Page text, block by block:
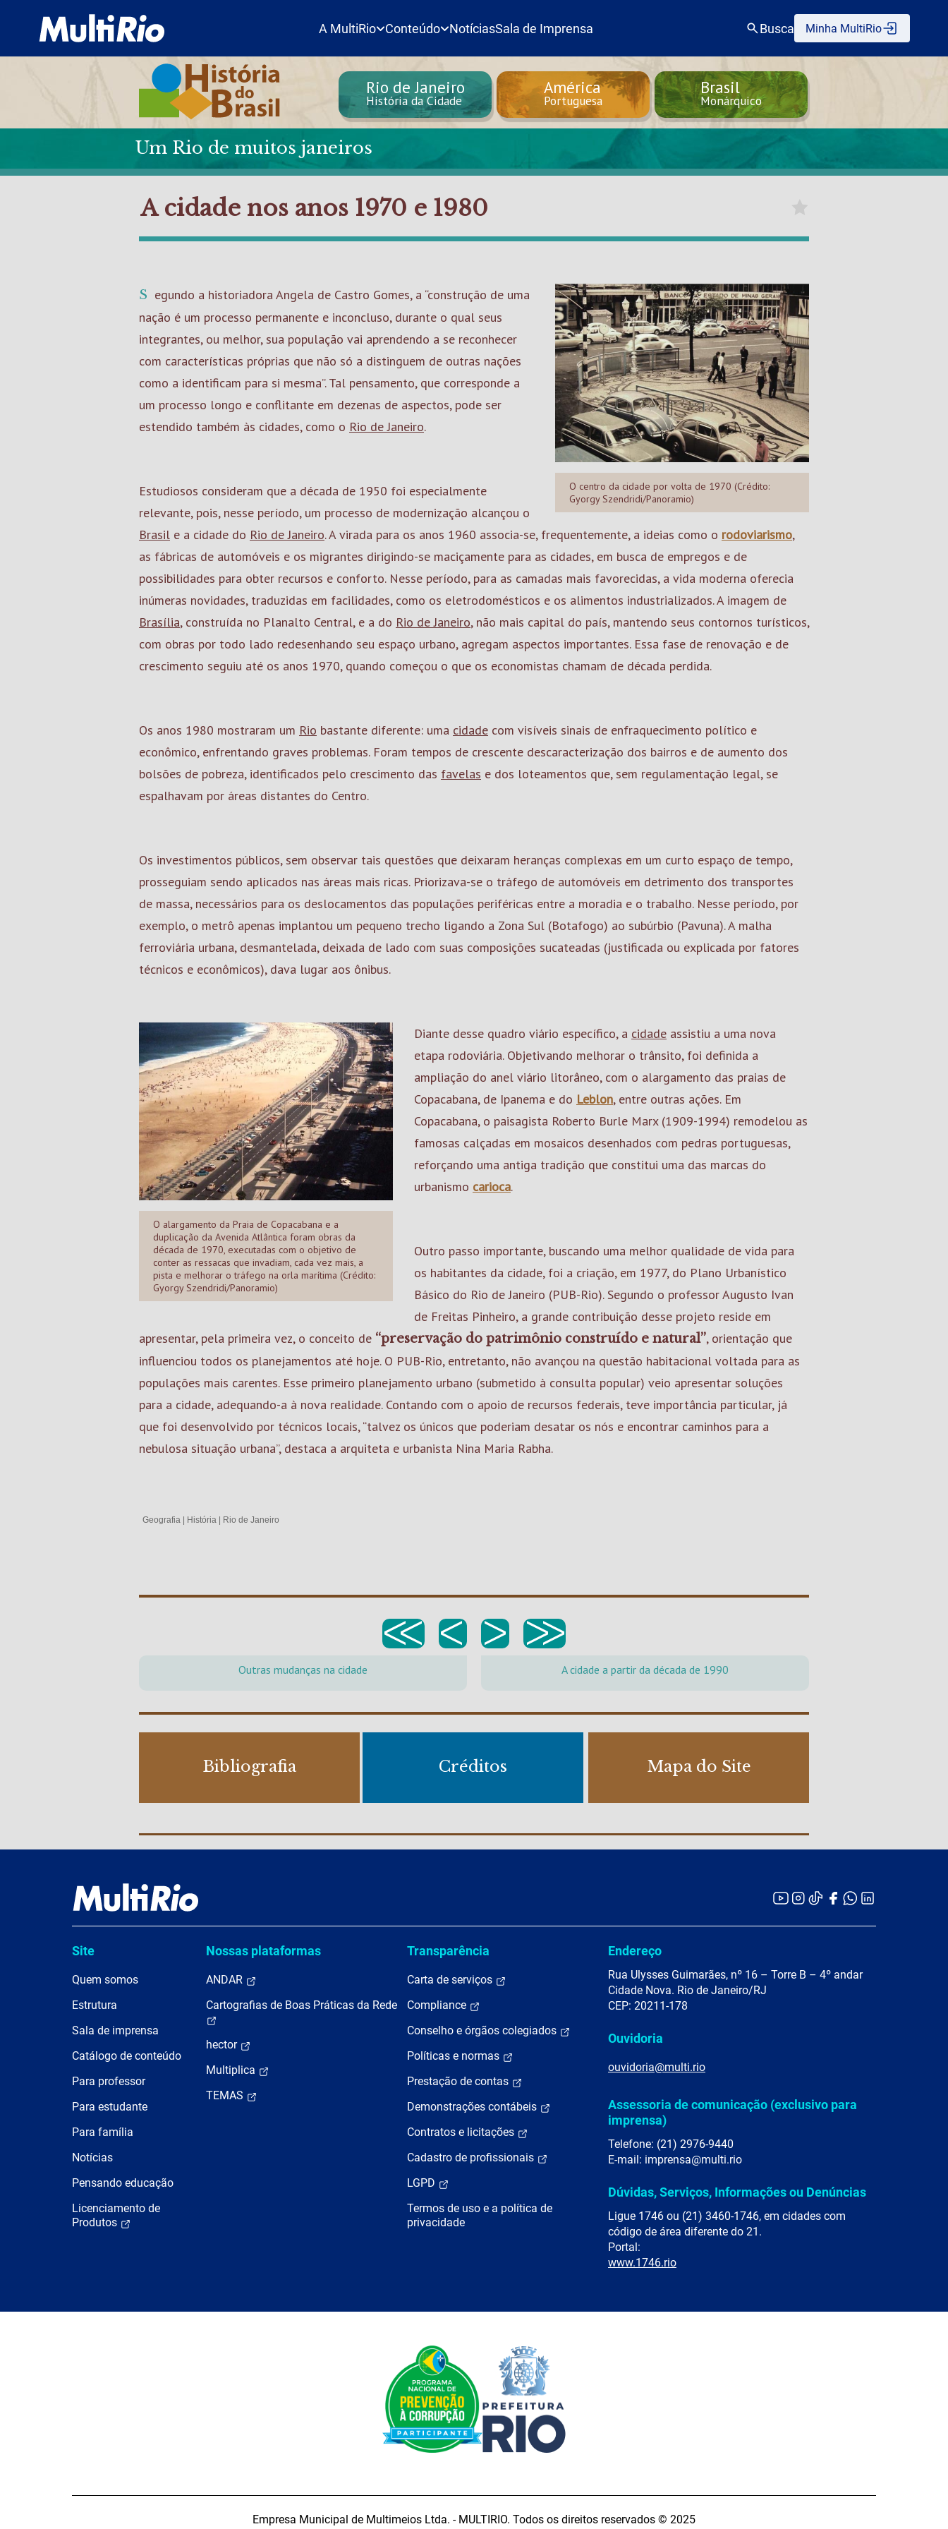
A MultiRio Conteúdo NotíciasSala de Imprensa Busca Minha MultiRio
Rio de Janeiro
História da Cidade
América
Portuguesa
Brasil
Monárquico
Um Rio de muitos janeiros
A cidade nos anos 1970 e 1980
O centro da cidade por volta de 1970 (Crédito:
Gyorgy Szendridi/Panoramio)
Segundo a historiadora Angela de Castro Gomes, a “construção de uma
nação é um processo permanente e inconcluso, durante o qual seus
integrantes, ou melhor, sua população vai aprendendo a se reconhecer
com características próprias que não só a distinguem de outras nações
como a identificam para si mesma”. Tal pensamento, que corresponde a
um processo longo e conflitante em dezenas de aspectos, pode ser
estendido também às cidades, como o Rio de Janeiro.
Estudiosos consideram que a década de 1950 foi especialmente
relevante, pois, nesse período, um processo de modernização alcançou o
Brasil e a cidade do Rio de Janeiro. A virada para os anos 1960 associa-se, frequentemente, a ideias como o rodoviarismo,
as fábricas de automóveis e os migrantes dirigindo-se maciçamente para as cidades, em busca de empregos e de
possibilidades para obter recursos e conforto. Nesse período, para as camadas mais favorecidas, a vida moderna oferecia
inúmeras novidades, traduzidas em facilidades, como os eletrodomésticos e os alimentos industrializados. A imagem de
Brasília, construída no Planalto Central, e a do Rio de Janeiro, não mais capital do país, mantendo seus contornos turísticos,
com obras por todo lado redesenhando seu espaço urbano, agregam aspectos importantes. Essa fase de renovação e de
crescimento seguiu até os anos 1970, quando começou o que os economistas chamam de década perdida.
Os anos 1980 mostraram um Rio bastante diferente: uma cidade com visíveis sinais de enfraquecimento político e
econômico, enfrentando graves problemas. Foram tempos de crescente descaracterização dos bairros e de aumento dos
bolsões de pobreza, identificados pelo crescimento das favelas e dos loteamentos que, sem regulamentação legal, se
espalhavam por áreas distantes do Centro.
Os investimentos públicos, sem observar tais questões que deixaram heranças complexas em um curto espaço de tempo,
prosseguiam sendo aplicados nas áreas mais ricas. Priorizava-se o tráfego de automóveis em detrimento dos transportes
de massa, necessários para os deslocamentos das populações periféricas entre a moradia e o trabalho. Nesse período, por
exemplo, o metrô apenas implantou um pequeno trecho ligando a Zona Sul (Botafogo) ao subúrbio (Pavuna). A malha
ferroviária urbana, desmantelada, deixada de lado com suas composições sucateadas (justificada ou explicada por fatores
técnicos e econômicos), dava lugar aos ônibus.
O alargamento da Praia de Copacabana e a
duplicação da Avenida Atlântica foram obras da
década de 1970, executadas com o objetivo de
conter as ressacas que invadiam, cada vez mais, a
pista e melhorar o tráfego na orla marítima (Crédito:
Gyorgy Szendridi/Panoramio)
Diante desse quadro viário específico, a cidade assistiu a uma nova
etapa rodoviária. Objetivando melhorar o trânsito, foi definida a
ampliação do anel viário litorâneo, com o alargamento das praias de
Copacabana, de Ipanema e do Leblon, entre outras ações. Em
Copacabana, o paisagista Roberto Burle Marx (1909-1994) remodelou as
famosas calçadas em mosaicos desenhados com pedras portuguesas,
reforçando uma antiga tradição que constitui uma das marcas do
urbanismo carioca.
Outro passo importante, buscando uma melhor qualidade de vida para
os habitantes da cidade, foi a criação, em 1977, do Plano Urbanístico
Básico do Rio de Janeiro (PUB-Rio). Segundo o professor Augusto Ivan
de Freitas Pinheiro, a grande contribuição desse projeto reside em
apresentar, pela primeira vez, o conceito de “preservação do patrimônio construído e natural”, orientação que
influenciou todos os planejamentos até hoje. O PUB-Rio, entretanto, não avançou na questão habitacional voltada para as
populações mais carentes. Esse primeiro planejamento urbano (submetido à consulta popular) veio apresentar soluções
para a cidade, adequando-a à nova realidade. Contando com o apoio de recursos federais, teve importância particular, já
que foi desenvolvido por técnicos locais, “talvez os únicos que poderiam desatar os nós e encontrar caminhos para a
nebulosa situação urbana”, destaca a arquiteta e urbanista Nina Maria Rabha.
Geografia História Rio de Janeiro
<< < > >>
Outras mudanças na cidade A cidade a partir da década de 1990
Bibliografia Créditos Mapa do Site
Site
Quem somos
Estrutura
Sala de imprensa
Catálogo de conteúdo
Para professor
Para estudante
Para família
Notícias
Pensando educação
Licenciamento de
Produtos
Nossas plataformas
ANDAR
Cartografias de Boas Práticas da Rede
hector
Multiplica
TEMAS
Transparência
Carta de serviços
Compliance
Conselho e órgãos colegiados
Políticas e normas
Prestação de contas
Demonstrações contábeis
Contratos e licitações
Cadastro de profissionais
LGPD
Termos de uso e a política de
privacidade
Endereço
Rua Ulysses Guimarães, nº 16 – Torre B – 4º andar
Cidade Nova. Rio de Janeiro/RJ
CEP: 20211-178
Ouvidoria
ouvidoria@multi.rio
Assessoria de comunicação (exclusivo para
imprensa)
Telefone: (21) 2976-9440
E-mail: imprensa@multi.rio
Dúvidas, Serviços, Informações ou Denúncias
Ligue 1746 ou (21) 3460-1746, em cidades com
código de área diferente do 21.
Portal:
www.1746.rio
Empresa Municipal de Multimeios Ltda. - MULTIRIO. Todos os direitos reservados © 2025